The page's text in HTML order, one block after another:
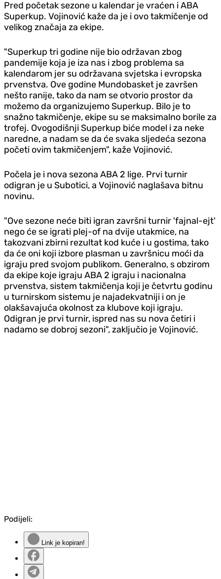
Pred početak sezone u kalendar je vraćen i ABA
Superkup. Vojinović kaže da je i ovo takmičenje od
velikog značaja za ekipe.
"Superkup tri godine nije bio održavan zbog
pandemije koja je iza nas i zbog problema sa
kalendarom jer su održavana svjetska i evropska
prvenstva. Ove godine Mundobasket je završen
nešto ranije, tako da nam se otvorio prostor da
možemo da organizujemo Superkup. Bilo je to
snažno takmičenje, ekipe su se maksimalno borile za
trofej. Ovogodišnji Superkup biće model i za neke
naredne, a nadam se da će svaka sljedeća sezona
početi ovim takmičenjem", kaže Vojinović.
Počela je i nova sezona ABA 2 lige. Prvi turnir
odigran je u Subotici, a Vojinović naglašava bitnu
novinu.
"Ove sezone neće biti igran završni turnir 'fajnal-ejt'
nego će se igrati plej-of na dvije utakmice, na
takozvani zbirni rezultat kod kuće i u gostima, tako
da će oni koji izbore plasman u završnicu moći da
igraju pred svojom publikom. Generalno, s obzirom
da ekipe koje igraju ABA 2 igraju i nacionalna
prvenstva, sistem takmičenja koji je četvrtu godinu
u turnirskom sistemu je najadekvatniji i on je
olakšavajuća okolnost za klubove koji igraju.
Odigran je prvi turnir, ispred nas su nova četiri i
nadamo se dobroj sezoni", zaključio je Vojinović.
Podijeli:
Link je kopiran!